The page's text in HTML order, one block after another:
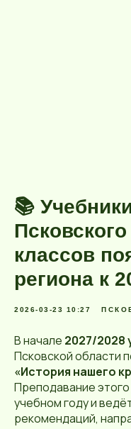
📚
классов
региона к
2026-03-23 10:27
В начале 2027/2028
Псковской области
«История нашего
Преподавание
учебном году и
рекомендаций,